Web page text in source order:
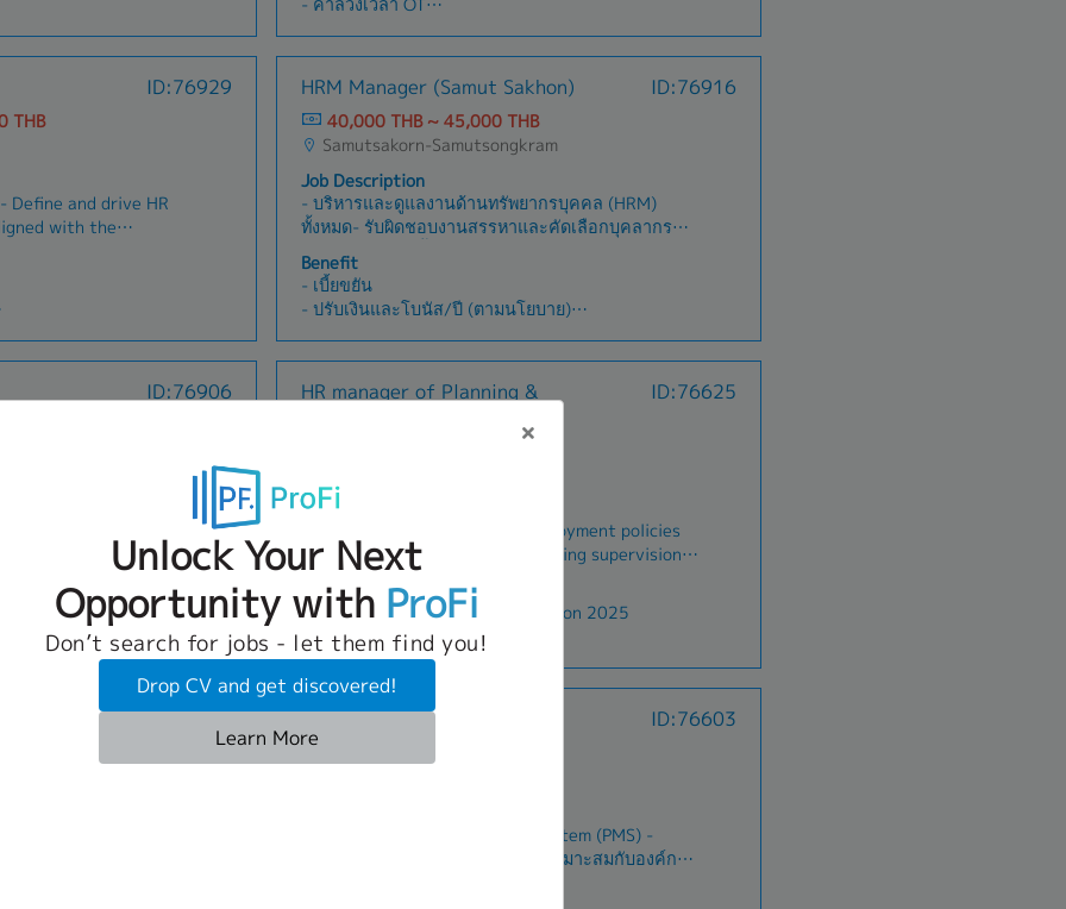
Unlock Your Next
Opportunity with ProFi
Don’t search for jobs - let them find you!
Drop CV and get discovered!
Learn More
HR Development
way alignment and
insights in regional
business leaders
identify
interventions
regional people
end-to-end —
plans — to embed
and ways of working
cross-functional HR
projects, aligning
for
and
sharpen
country and regional
expenses (in case
or abroad)
labor law
วางแผนและประสานงานการฝึกอบรมพนักงาน
(Training)- ดูแลและบันทึกข้อมูลการลงเวลาทำงาน
การลา การมาสาย และจัดทำรายงานที่เกี่ยวข้อง- ดูแล
ฐานข้อมูลและแฟ้มประวัติพนักงาน รวมถึงจัดเก็บ
เอกสารด้านทรัพยากรบุคคล- จัดทำ ควบคุม และจัด
เก็บเอกสารที่เกี่ยวข้องกับระบบบริหารคุณภาพ (ISO)
รวมถึงประสานงานกับหน่วยงานที่เกี่ยวข้องเพื่อรองรับ
การตรวจติดตามทั้งภายในและภายนอก
(Internal/External Audit)- สนับสนุนการดำเนินงาน
ด้านระบบ ISO ให้เป็นไปตามข้อกำหนดและมาตรฐาน
ของบริษัท- จัดทำรายงานด้านทรัพยากรบุคคลและงาน
ธุรการที่เกี่ยวข้อง- ให้คำแนะนำและประสานงานด้าน
ทรัพยากรบุคคลกับพนักงานและหน่วยงานต่าง ๆ-
- เครื่องแบบพนักงาน Uniform
- โบนัส (ตามผลประกอบการของบริษัทฯ)
- ปรับเงินเดือนประจำปี
- วันหยุดประจำปี
- วันหยุดพักผ่อนประจำปี
- งานสังสรรค์ประจำปี
- อื่นๆ ตามกฏหมายกำหนด ฯลฯ
ID:76929
THB
Define and drive HR
with the
objectives.-
on
Talent
recruitment
and critical
employer branding
high performers.-
Plan and
(Learning &
planning.- Foster
culture that support
being.-
Management:-
evaluation
reflect actual
benefits, and
in the market.-
Manage
line managers on
disputes with
operations comply
HRM Manager (Samut Sakhon) ID:76916
40,000 THB ~ 45,000 THB
Samutsakorn-Samutsongkram
Job Description
- บริหารและดูแลงานด้านทรัพยากรบุคคล (HRM)
ทั้งหมด- รับผิดชอบงานสรรหาและคัดเลือกบุคลากร
(Recruitment) ตั้งแต่การวางแผนอัตรากำลัง การลง
ประกาศงาน การคัดกรองผู้สมัคร การสัมภาษณ์ การ
เสนอค่าตอบแทน การจัดทำเอกสาร และการปฐมนิเทศ
พนักงานใหม่- ดูแลและดำเนินการงานเงินเดือน
(Payroll) ผ่านระบบ ByteTH ให้ถูกต้องและตรงเวลา-
ดูแลและบริหารงานด้านสวัสดิการพนักงาน ได้แก่
ประกันสังคม กองทุนสำรองเลี้ยงชีพ ประกันสุขภาพ
ปรับปรุงนโยบายทรัพยากรบุคคล ระเบียบบริษัท คู่มือ
กฎหมายแรงงาน- ให้คำปรึกษาแก่ผู้บริหารและ
พนักงานเกี่ยวกับกฎหมายแรงงาน การบริหารบุคคล
และข้อบังคับของบริษัท- ดูแลและจัดการงานด้าน
Employee Relations เช่น การดำเนินการทางวินัย
หนังสือเตือน การสอบสวน การลาออก และการเลิกจ้าง
ให้เป็นไปตามกฎหมายแรงงาน- ดูแลข้อมูลพนักงาน
ระบบบันทึกเวลา การลางาน แฟ้มประวัติพนักงาน และ
ฐานข้อมูลด้าน HR- ประสานงานด้าน Visa และ Work
Permit สำหรับพนักงานชาวต่างชาติ (หากมี)- จัดทำ
รายงานด้านทรัพยากรบุคคล เช่น รายงานกำลังคน
อัตราการลาออก ค่าใช้จ่ายด้านบุคลากร และรายงาน
อื่น ๆ ตามที่ผู้บริหารต้องการ- ดูแลงานธุรการ
ประสานงานกับหน่วยงานราชการที่เกี่ยวข้อง เช่น
สำนักงานประกันสังคม กรมสวัสดิการและคุ้มครอง
Benefit
- เบี้ยขยัน
- ปรับเงินและโบนัส/ปี (ตามนโยบาย)
- ชุด Uniform/PPE/อุปกรณ์/อื่นๆ
- ตรวจสุขภาพฯ(เริ่มงาน&ประจำปี)
- งานเลี้ยงปีใหม่/เที่ยว ตจว./พิเศษอื่นๆ
ประเทศ
- รางวัล KAIZEN Activity (ตามกิจกรรม)
- งบประมาณเพื่อพัฒนาทักษะ/อบรมในสายงาน
- อื่นๆตามกฎหมายแรงงานฯ สิทธิประกันสังคมฯ/
กองทุนทดแทนฯ/อื่นๆ
ID:76906
announcements, rules,
and penalties
Responsible for
laws related to
reports and
agencies, such as
Fund
Fund, and the
the recruitment
and
policy.-
data and submitting
reports (Form 90/91
Form 1A).-
bonus and
employees.- Issuing
HR manager of Planning &
ID:76625
Job Description
- Oversee management and deployment policies
for HRM, HRD, GA, and ER, including supervision
of the HR team's performance.- Manage and
review payroll, compensation, benefits, and
employee relations to ensure fairness and
compliance (Payroll, Welfare & Employee
Relations Management).- Manage the employee
performance evaluation and performance
management systems.- Manage company training
and development plans to align with the
Department of Skill Development (DSD) and
relevant regulations (HR Law Management).-
Manage company facility and workplace
Benefit
- Bonus : About 2 months, based on 2025
- Position Allowance
- Uniform
- Medical Allowance
- Provident Fund
- Gasoline allowance : 2,000THB-5,000THB
ID:76389
Partner (Primary
business leaders to
objectives.•
Senior Human Resource ID:76603
1. Performance Management System (PMS) -
ออกแบบและพัฒนาระบบ PMS ให้เหมาะสมกับองค์กร